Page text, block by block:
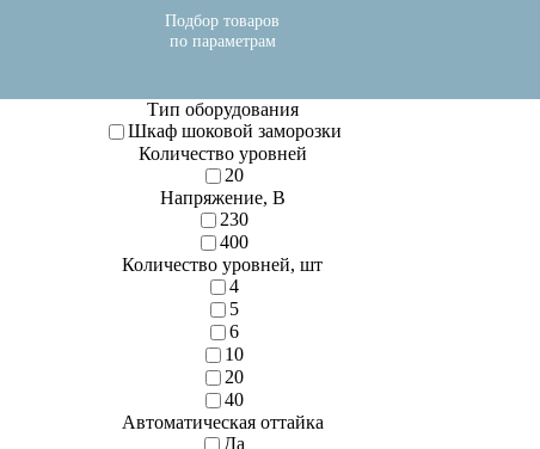
Подбор товаров
по параметрам
Тип оборудования
Шкаф шоковой заморозки
Количество уровней
20
Напряжение, В
230
400
Количество уровней, шт
4
5
6
10
20
40
Автоматическая оттайка
Да